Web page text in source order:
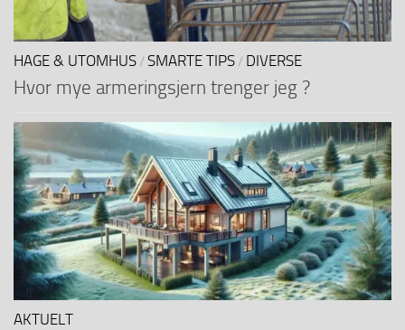
HAGE & UTOMHUS / SMARTE TIPS / DIVERSE
Hvor mye armeringsjern trenger jeg ?
AKTUELT